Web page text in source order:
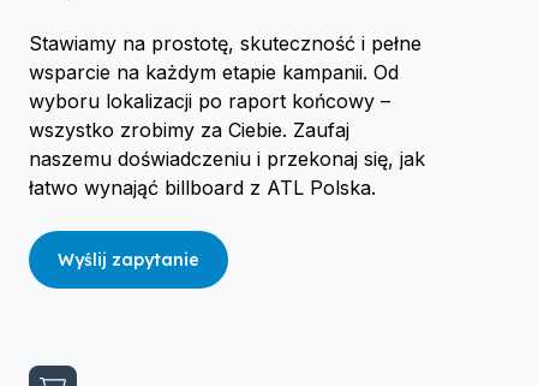
Stawiamy na prostotę, skuteczność i pełne
wsparcie na każdym etapie kampanii. Od
wyboru lokalizacji po raport końcowy –
wszystko zrobimy za Ciebie. Zaufaj
naszemu doświadczeniu i przekonaj się, jak
łatwo wynająć billboard z ATL Polska.
Wyślij zapytanie